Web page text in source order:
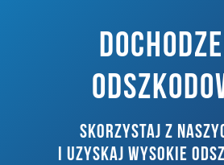
DOCHODZENIE ODSZKODOWAŃ
SKORZYSTAJ Z
I UZYSKAJ WYSOKIE